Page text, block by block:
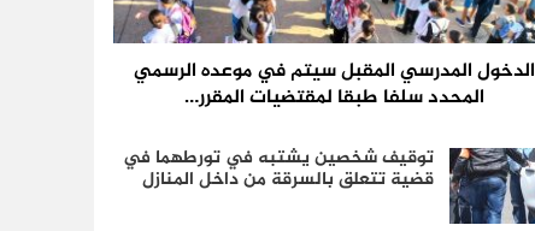
الدخول المدرسي المقبل سیتم في موعده الرسمي
المحدد سلفا طبقا لمقتضیات المقرر…
توقيف شخصين يشتبه في تورطهما في
قضية تتعلق بالسرقة من داخل المنازل